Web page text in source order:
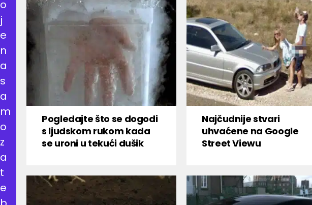
Pogledajte što se dogodi
s ljudskom rukom kada
se uroni u tekući dušik
Najčudnije stvari
uhvaćene na Google
Street Viewu
o
j
e
n
a
s
a
m
o
z
a
t
e